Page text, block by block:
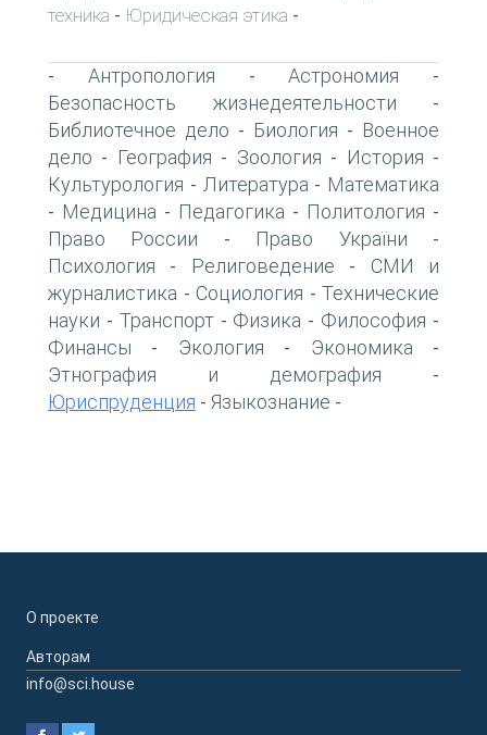
техника - Юридическая этика -
- Антропология -Астрономия -
Безопасность жизнедеятельности -
Библиотечное дело - Биология - Военное
дело - География - Зоология - История -
Культурология - Литература - Математика
- Медицина - Педагогика - Политология -
Право России - Право України -
Психология - Религоведение - СМИ и
журналистика - Социология - Технические
науки - Транспорт- Физика - Философия -
Финансы - Экология - Экономика -
Этнография и демография -
Юриспруденция - Языкознание -
О проекте
Авторам
info@sci.house